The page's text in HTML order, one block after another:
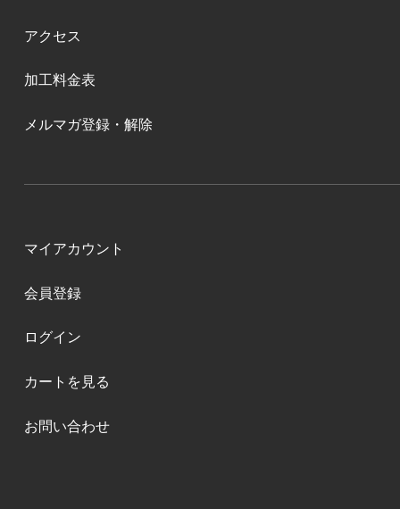
アクセス
加工料金表
メルマガ登録・解除
マイアカウント
会員登録
ログイン
カートを見る
お問い合わせ